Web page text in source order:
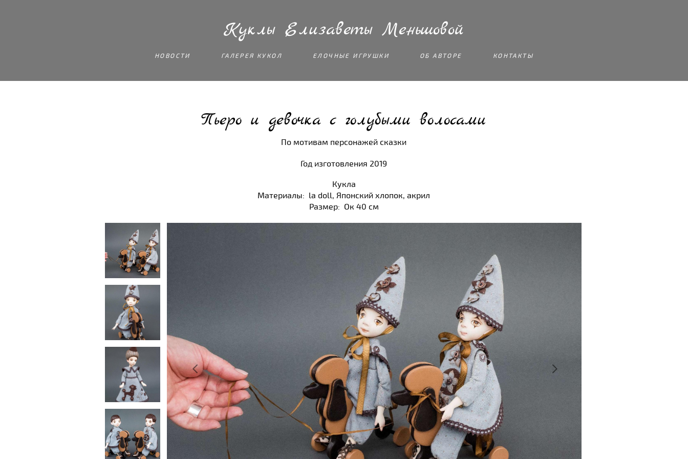
Куклы Елизаветы Меньшовой
НОВОСТИ ГАЛЕРЕЯ КУКОЛ ЕЛОЧНЫЕ ИГРУШКИ ОБ АВТОРЕ КОНТАКТЫ
Пьеро и девочка с голубыми волосами
По мотивам персонажей сказки
Год изготовления 2019
Кукла
Материалы: la doll, Японский хлопок, акрил
Размер: Ок 40 см